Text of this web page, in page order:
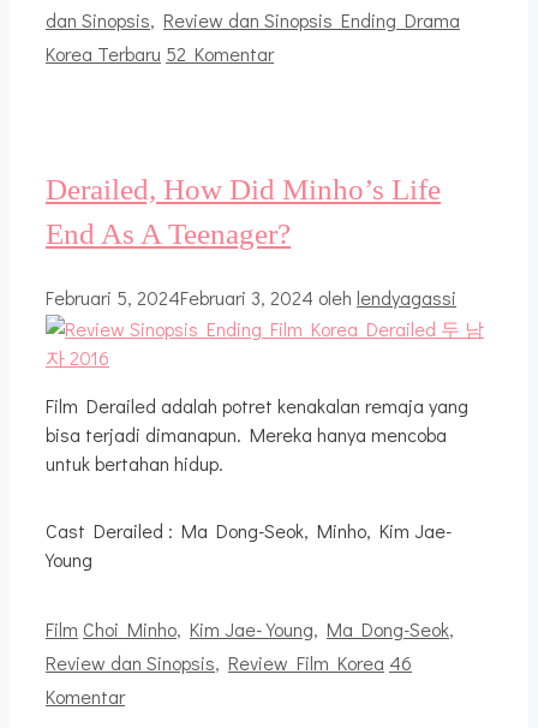
dan Sinopsis, Review dan Sinopsis Ending Drama
Korea Terbaru 52 Komentar
Derailed, How Did Minho’s Life
End As A Teenager?
Februari 5, 2024Februari 3, 2024 oleh lendyagassi
Film Derailed adalah potret kenakalan remaja yang
bisa terjadi dimanapun. Mereka hanya mencoba
untuk bertahan hidup.
Cast Derailed : Ma Dong-Seok, Minho, Kim Jae-
Young
Kategori
Film Tag
Choi Minho, Kim Jae-Young, Ma Dong-Seok,
Review dan Sinopsis, Review Film Korea 46
Komentar